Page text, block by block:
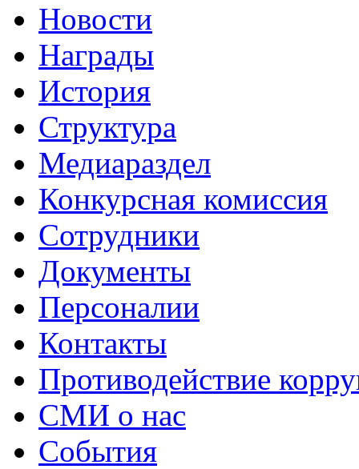
Новости
Награды
История
Структура
Медиараздел
Конкурсная комиссия
Сотрудники
Документы
Персоналии
Контакты
Противодействие
СМИ о нас
События